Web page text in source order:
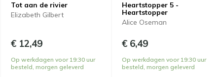
Tot aan de rivier
Elizabeth Gilbert
€ 12,49
Op werkdagen voor 19:30 uur
besteld, morgen geleverd
Heartstopper 5 -
Heartstopper
Alice Oseman
€ 6,49
Op werkdagen voor 19:30 uur
besteld, morgen geleverd